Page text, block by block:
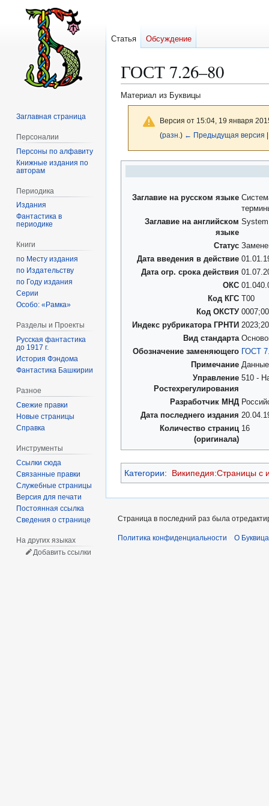
ГОСТ 7.26–80
Материал из Буквицы
Версия от 15:04, 19 января
(разн. ) ← Предыдущая версия
Перейти
навигации
Перейти
поискуЗаглавие на русском языке
Заглавие на английском
языке
Статус
Дата введения в действие
Дата огр. срока действия
ОКС
Код КГС
Т00
Код ОКСТУ
Индекс рубрикатора ГРНТИ
Вид стандарта
Обозначение заменяющего
ГОСТ
Примечание
Управление
Ростехрегулирования
510 -
Разработчик МНД
Дата последнего издания
Количество страниц
(оригинала)
16
Категории: Википедия:Страницы с
Статья Обсуждение
Заглавная страница
Персоналии
Персоны по алфавиту
Книжные издания по
авторам
Периодика
Издания
Фантастика в
периодике
Книги
по Месту издания
по Издательству
по Году издания
Серии
Особо: «Рамка»
Разделы и Проекты
Русская фантастика
до 1917 г.
История Фэндома
Фантастика Башкирии
Разное
Свежие правки
Новые страницы
Справка
Инструменты
Ссылки сюда
Связанные правки
Служебные страницы
Версия для печати
Постоянная ссылка
Сведения о странице
На других языках
Добавить ссылки
Страница в последний раз была
Политика конфиденциальности О Буквица